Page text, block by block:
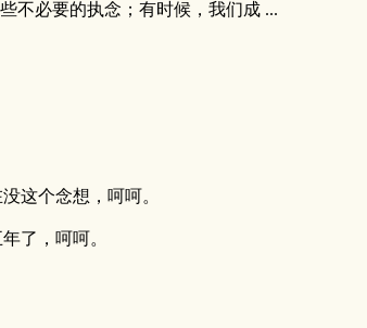
不必要的执念；有时候，我们成 ...
这个念想，呵呵。
了，呵呵。